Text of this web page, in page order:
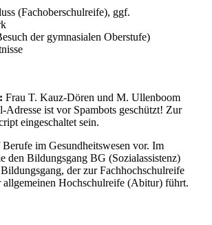
(Fachoberschulreife), ggf.
der gymnasialen Oberstufe)
Frau T. Kauz-Dören und M. Ullenboom
Adresse ist vor Spambots geschützt! Zur
eingeschaltet sein.
im Gesundheitswesen vor. Im
den Bildungsgang BG (Sozialassistenz)
der zur Fachhochschulreife
allgemeinen Hochschulreife (Abitur) führt.